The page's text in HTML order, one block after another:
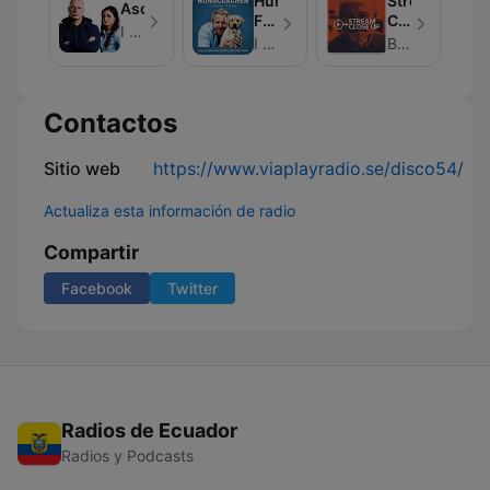
Aschberg
I LIKE RADIO
Fredrik
Steen
I LIKE RADIO
Close
UpBrian Laffan
Contactos
Sitio web https://www.viaplayradio.se/disco54/
Actualiza esta información de radio
Compartir
Facebook Twitter
Radios de Ecuador
Radios y Podcasts